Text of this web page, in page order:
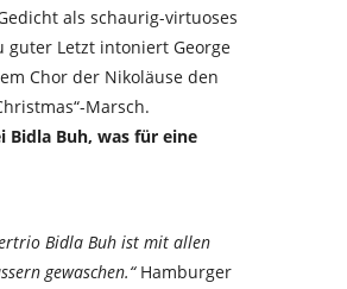
als schaurig-virtuoses
guter Letzt intoniert George
Chor der Nikoläuse den
Marsch.
Bidla Buh, was für eine
Bidla Buh ist mit allen
gewaschen.“Hamburger